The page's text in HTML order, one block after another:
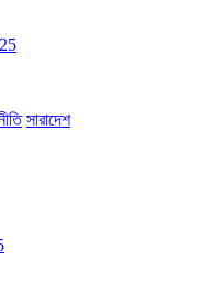
সারাদেশ